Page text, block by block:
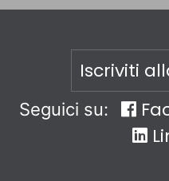
Iscriviti
Seguici su: